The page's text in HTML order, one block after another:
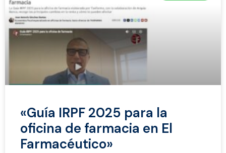
«Guía IRPF 2025 para la
oficina de farmacia en El
Farmacéutico»